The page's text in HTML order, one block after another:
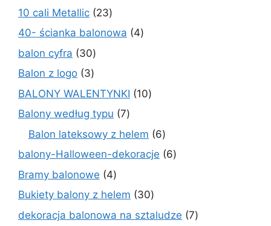
produktów
10 cali Metallic 2323
produkty
40- ścianka balonowa 44
balon cyfra 3030
produktów
Balon z logo 33
produkty
BALONY WALENTYNKI 1010
Balony według typu 77
produktów
Balon lateksowy z helem 66
produktów
balony-Halloween-dekoracje 66
Bramy balonowe 44
produkty
Bukiety balony z helem 3030
produktów
dekoracja balonowa na sztaludze 77